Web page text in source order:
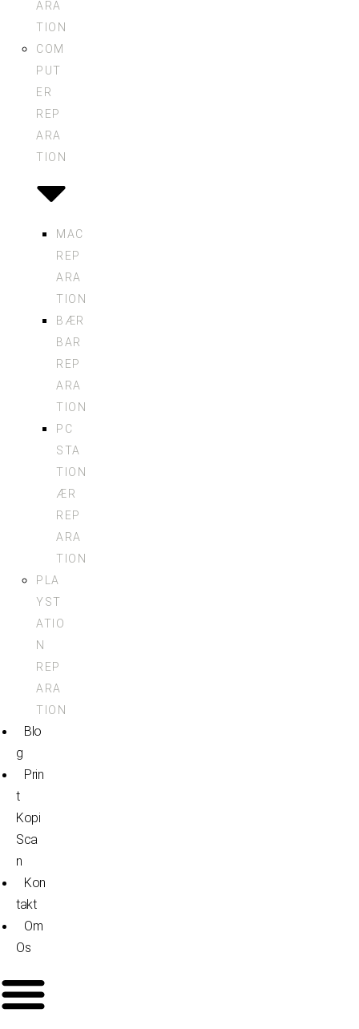
ARA
TION
COM
PUT
ER
REP
ARA
TION
MAC
REP
ARA
TION
BÆR
BAR
REP
ARA
TION
PC
STA
TION
ÆR
REP
ARA
TION
PLA
YST
ATIO
N
REP
ARA
TION
Blo
G
Prin
T
Kopi
Sca
N
Kon
Takt
Om
Os